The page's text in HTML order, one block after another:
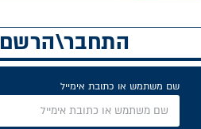
התחבר\הרשם
שם משתמש או כתובת אימייל